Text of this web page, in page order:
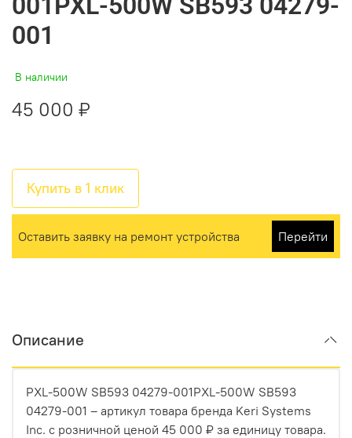
001
В наличии
45 000 ₽
Купить в 1 клик
Оставить заявку на ремонт устройства Перейти
Описание
PXL-500W SB593 04279-001PXL-500W SB593
04279-001 – артикул товара бренда Keri Systems
Inc. с розничной ценой 45 000 ₽ за единицу товара.